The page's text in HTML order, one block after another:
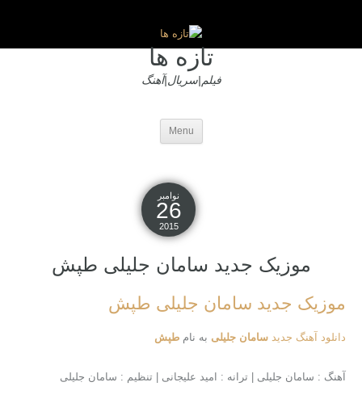
تازه ها
فیلم|سریال|آهنگ
Menu
نوامبر
26
2015
موزیک جدید سامان جلیلی طپش
موزیک جدید سامان جلیلی طپش
دانلود آهنگ جدید سامان جلیلی به نام طپش
آهنگ : سامان جلیلی | ترانه‌ : امید علیجانی | تنظیم‌ : سامان جلیلی